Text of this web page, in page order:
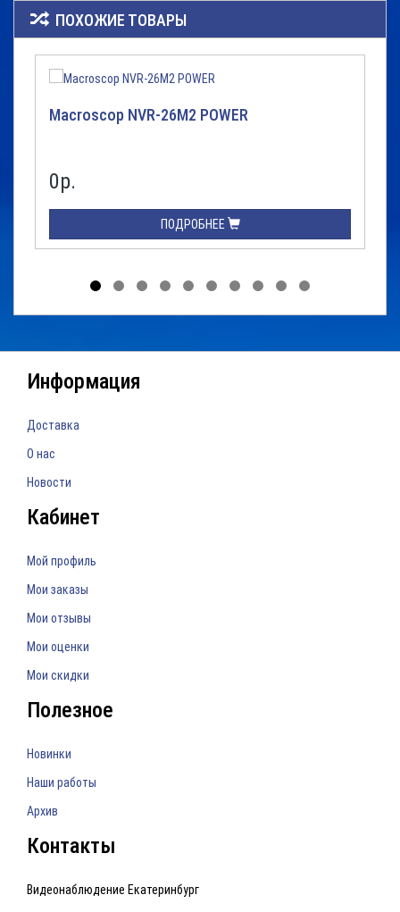
ПОХОЖИЕ ТОВАРЫ
Macroscop NVR-26M2 POWER
0р.
ПОДРОБНЕЕ
Информация
Доставка
О нас
Новости
Кабинет
Мой профиль
Мои заказы
Мои отзывы
Мои оценки
Мои скидки
Полезное
Новинки
Наши работы
Архив
Контакты
Видеонаблюдение Екатеринбург